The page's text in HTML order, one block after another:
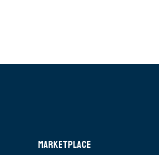
MARKETPLACE